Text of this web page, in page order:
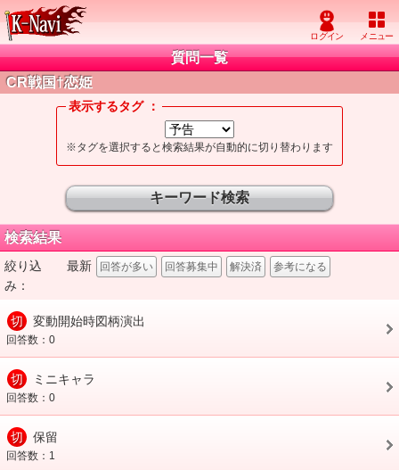
質問一覧
CR戦国†恋姫
表示するタグ ：
※タグを選択すると検索結果が自動的に切り替わります
キーワード検索
検索結果
絞り込
み：
最新 回答が多い 回答募集中 解決済 参考になる
切 変動開始時図柄演出
回答数：0
切 ミニキャラ
回答数：0
切 保留
回答数：1